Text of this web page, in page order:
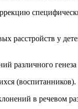
расстройств у
различного
(воспитанников).
в речевом